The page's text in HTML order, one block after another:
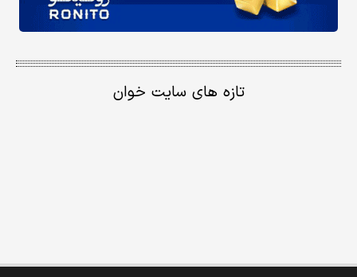
تازه های سایت خوان